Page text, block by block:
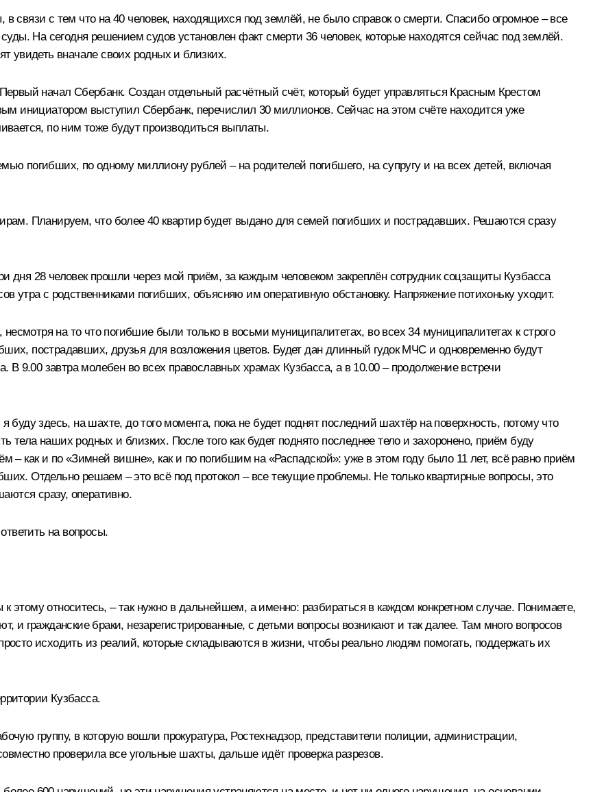
связи с тем что на 40 человек, находящихся под землёй, не было справок о смерти. Спасибо огромное – все
На сегодня решением судов установлен факт смерти 36 человек, которые находятся сейчас под землёй.
увидеть вначале своих родных и близких.
начал Сбербанк. Создан отдельный расчётный счёт, который будет управляться Красным Крестом
инициатором выступил Сбербанк, перечислил 30 миллионов. Сейчас на этом счёте находится уже
по ним тоже будут производиться выплаты.
погибших, по одному миллиону рублей – на родителей погибшего, на супругу и на всех детей, включая
Планируем, что более 40 квартир будет выдано для семей погибших и пострадавших. Решаются сразу
28 человек прошли через мой приём, за каждым человеком закреплён сотрудник соцзащиты Кузбасса
утра с родственниками погибших, объясняю им оперативную обстановку. Напряжение потихоньку уходит.
на то что погибшие были только в восьми муниципалитетах, во всех 34 муниципалитетах к строго
пострадавших, друзья для возложения цветов. Будет дан длинный гудок МЧС и одновременно будут
В 9.00 завтра молебен во всех православных храмах Кузбасса, а в 10.00 – продолжение встречи
здесь, на шахте, до того момента, пока не будет поднят последний шахтёр на поверхность, потому что
тела наших родных и близких. После того как будет поднято последнее тело и захоронено, приём буду
– как и по «Зимней вишне», как и по погибшим на «Распадской»: уже в этом году было 11 лет, всё равно приём
Отдельно решаем – это всё под протокол – все текущие проблемы. Не только квартирные вопросы, это
сразу, оперативно.
на вопросы.
этому относитесь, – так нужно в дальнейшем, а именно: разбираться в каждом конкретном случае. Понимаете,
гражданские браки, незарегистрированные, с детьми вопросы возникают и так далее. Там много вопросов
исходить из реалий, которые складываются в жизни, чтобы реально людям помогать, поддержать их
Кузбасса.
группу, в которую вошли прокуратура, Ростехнадзор, представители полиции, администрации,
проверила все угольные шахты, дальше идёт проверка разрезов.